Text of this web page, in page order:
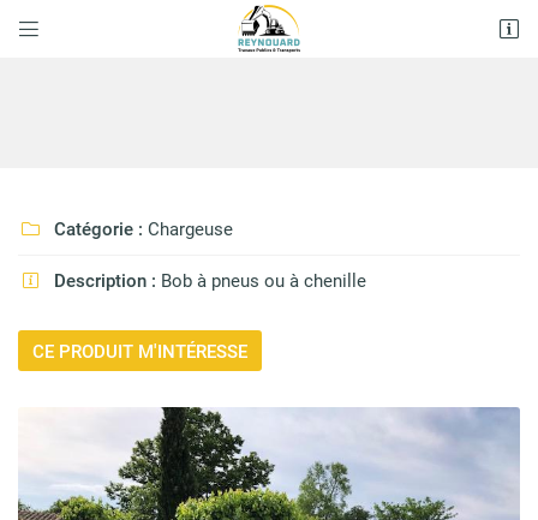
 
 Adresse email de réception
En cochant cette case, vous consentez à recevoir nos propositions
commerciales à l'adresse email indiqué ci-dessus. Vous pouvez vous
désinscrire à tout moment en utilisant
INSCRIPTION
 Catégorie : Chargeuse
 Description : Bob à pneus ou à chenille
CE PRODUIT M'INTÉRESSE